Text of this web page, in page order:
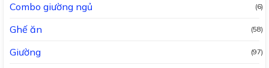
Combo giường ngủ (6)
Ghế ăn (58)
Giường (97)